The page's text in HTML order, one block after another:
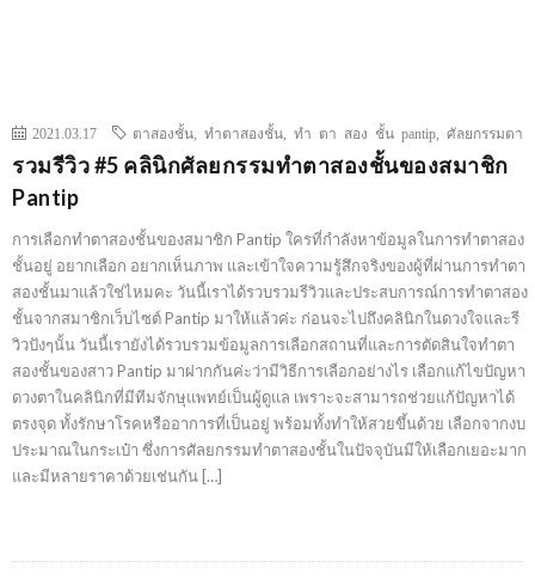
2021.03.17 ตาสองชั้น ทำตาสองชั้น ทํา ตา สอง ชั้น pantip ศัลยกรรมตา
รวมรีวิว #5 คลินิกศัลยกรรมทำตาสองชั้นของสมาชิก
Pantip
การเลือกทำตาสองชั้นของสมาชิก Pantip ใครที่กำลังหาข้อมูลในการทำตาสอง
ชั้นอยู่ อยากเลือก อยากเห็นภาพ และเข้าใจความรู้สึกจริงของผู้ที่ผ่านการทำตา
สองชั้นมาแล้วใช่ไหมคะ วันนี้เราได้รวบรวมรีวิวและประสบการณ์การทำตาสอง
ชั้นจากสมาชิกเว็บไซต์ Pantip มาให้แล้วค่ะ ก่อนจะไปถึงคลินิกในดวงใจและรี
วิวปังๆนั้น วันนี้เรายังได้รวบรวมข้อมูลการเลือกสถานที่และการตัดสินใจทำตา
สองชั้นของสาว Pantip มาฝากกันค่ะว่ามีวิธีการเลือกอย่างไร เลือกแก้ไขปัญหา
ดวงตาในคลินิกที่มีทีมจักษุแพทย์เป็นผู้ดูแล เพราะจะสามารถช่วยแก้ปัญหาได้
ตรงจุด ทั้งรักษาโรคหรืออาการที่เป็นอยู่ พร้อมทั้งทำให้สวยขึ้นด้วย เลือกจากงบ
ประมาณในกระเป๋า ซึ่งการศัลยกรรมทำตาสองชั้นในปัจจุบันมีให้เลือกเยอะมาก
และมีหลายราคาด้วยเช่นกัน […]